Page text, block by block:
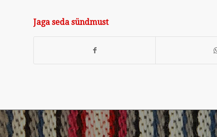
Jaga seda sündmust